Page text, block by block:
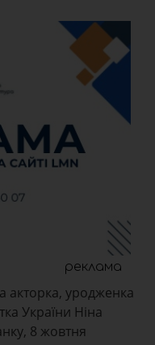
реклама
акторка, уродженка
України Ніна
8 жовтня